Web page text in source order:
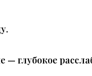
— глубокое